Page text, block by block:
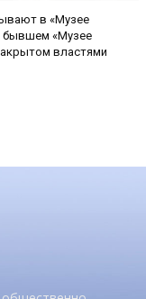
в «Музее
бывшем «Музее
властями